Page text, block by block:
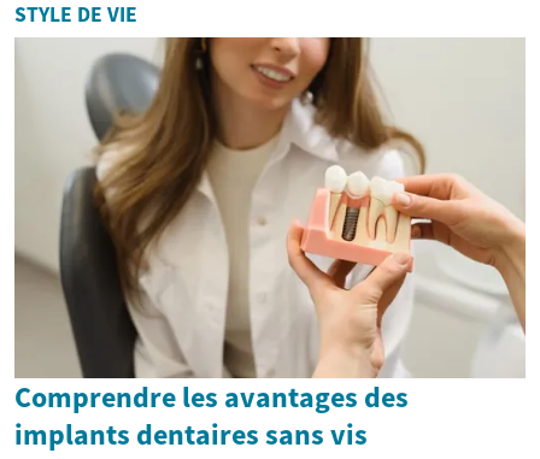
STYLE DE VIE
Comprendre les avantages des
implants dentaires sans vis